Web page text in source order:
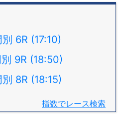
別 6R (17:10)
9R (18:50)
別 8R (18:15)
指数でレース検索